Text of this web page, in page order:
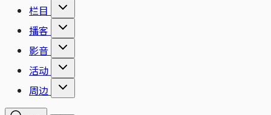
栏目
播客
影音
活动
周边